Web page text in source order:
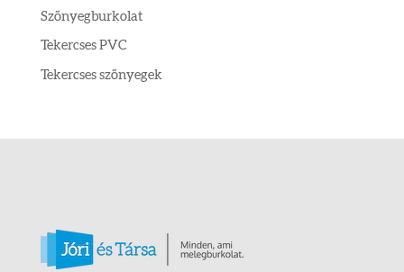
Szőnyegburkolat
Tekercses PVC
Tekercses szőnyegek